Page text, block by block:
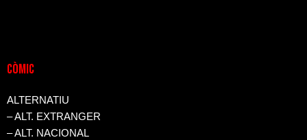
CòMIC
ALTERNATIU
– ALT. EXTRANGER
– ALT. NACIONAL